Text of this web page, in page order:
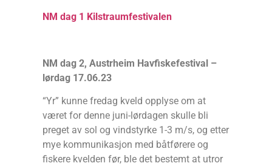
NM dag 1 Kilstraumfestivalen
NM dag 2, Austrheim Havfiskefestival –
lørdag 17.06.23
“Yr” kunne fredag kveld opplyse om at
været for denne juni-lørdagen skulle bli
preget av sol og vindstyrke 1-3 m/s, og etter
mye kommunikasjon med båtførere og
fiskere kvelden før, ble det bestemt at utror